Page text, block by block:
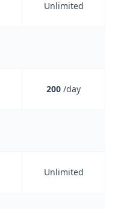
Unlimited
200 /day
Unlimited